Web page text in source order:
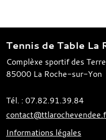
Tennis de Table La
Complèxe sportif des
85000 La Roche-sur-Yon
Tél. : 07.82.91.39.84
Informations légales